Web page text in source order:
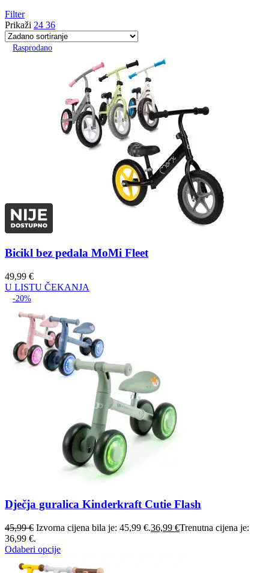
Filter
Prikaži 24 36
Rasprodano
Bicikl bez pedala MoMi Fleet
49,99 €
U LISTU ČEKANJA
-20%
Dječja guralica Kinderkraft Cutie Flash
45,99€ Izvorna cijena bila je: 45,99 €.36,99 €Trenutna cijena je:
36,99 €.
Odaberi opcije